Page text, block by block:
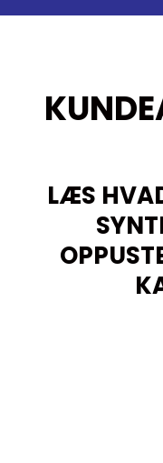
LÆS